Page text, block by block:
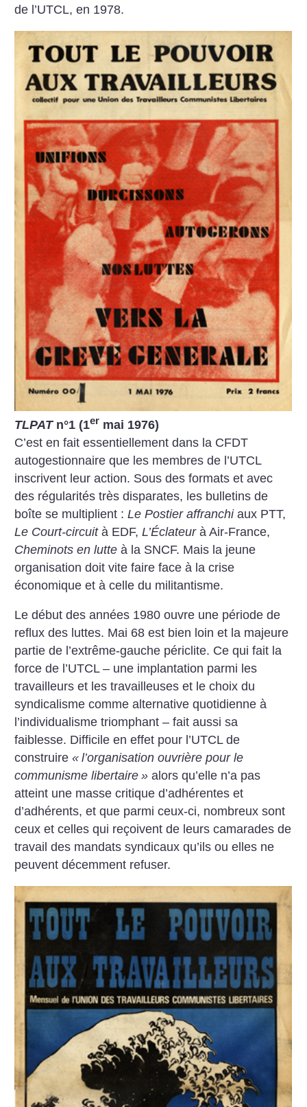
de l’UTCL, en 1978.
TLPATn°1 (1er mai 1976)
C’est en fait essentiellement dans la CFDT
autogestionnaire que les membres de l’UTCL
inscrivent leur action. Sous des formats et avec
des régularités très disparates, les bulletins de
boîte se multiplient :Le Postier affranchiaux PTT,
Le Court-circuità EDF,L’Éclateurà Air-France,
Cheminots en lutte à la SNCF. Mais la jeune
organisation doit vite faire face à la crise
économique et à celle du militantisme.
Le début des années 1980 ouvre une période de
reflux des luttes. Mai 68 est bien loin et la majeure
partie de l’extrême-gauche périclite. Ce qui fait la
force de l’UTCL – une implantation parmi les
travailleurs et les travailleuses et le choix du
syndicalisme comme alternative quotidienne à
l’individualisme triomphant – fait aussi sa
faiblesse. Difficile en effet pour l’UTCL de
construire« l’organisation ouvrière pour le
communisme libertaire » alors qu’elle n’a pas
atteint une masse critique d’adhérentes et
d’adhérents, et que parmi ceux-ci, nombreux sont
ceux et celles qui reçoivent de leurs camarades de
travail des mandats syndicaux qu’ils ou elles ne
peuvent décemment refuser.